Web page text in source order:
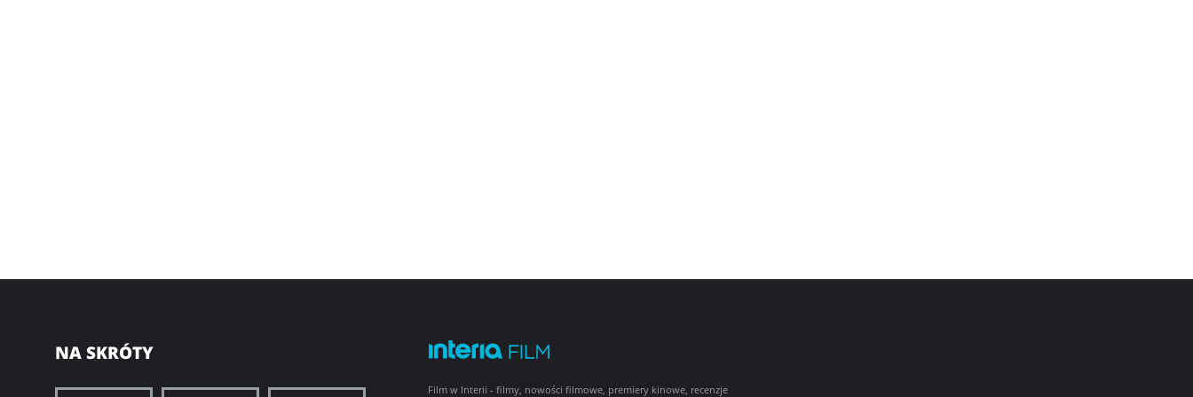
NA SKRÓTY
Film w Interii - filmy, nowości filmowe, premiery kinowe, recenzje